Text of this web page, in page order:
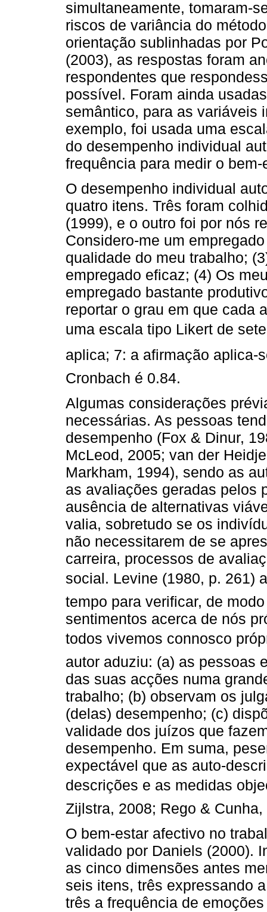
simultaneamente, tomaram-
riscos de variância do
orientação sublinhadas por
(2003), as respostas foram
respondentes que
possível. Foram ainda
semântico, para as variáveis
exemplo, foi usada uma
do desempenho individual
frequência para medir o
O desempenho individual
quatro itens. Três foram
(1999), e o outro foi por nós
Considero-me um
qualidade do meu trabalho;
empregado eficaz; (4) Os
empregado bastante
reportar o grau em que cada
uma escala tipo Likert de
aplica; 7: a afirmação
Cronbach é 0.84.
Algumas considerações
necessárias. As pessoas
desempenho (Fox & Dinur,
McLeod, 2005; van der
Markham, 1994), sendo as
as avaliações geradas pelos
ausência de alternativas
valia, sobretudo se os
não necessitarem de se
carreira, processos de
social. Levine (1980, p. 261)
tempo para verificar, de
sentimentos acerca de nós
todos vivemos connosco
autor aduziu: (a) as pessoas
das suas acções numa
trabalho; (b) observam os
(delas) desempenho; (c)
validade dos juízos que
desempenho. Em suma,
expectável que as auto-
descrições e as medidas
Zijlstra, 2008; Rego & Cunha,
O bem-estar afectivo no
validado por Daniels (2000).
as cinco dimensões antes
seis itens, três expressando
três a frequência de